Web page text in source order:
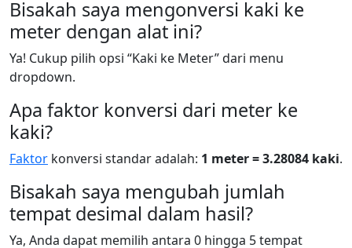
Bisakah saya mengonversi kaki ke
meter dengan alat ini?
Ya! Cukup pilih opsi “Kaki ke Meter” dari menu
dropdown.
Apa faktor konversi dari meter ke
kaki?
Faktor konversi standar adalah: 1 meter = 3.28084 kaki.
Bisakah saya mengubah jumlah
tempat desimal dalam hasil?
Ya, Anda dapat memilih antara 0 hingga 5 tempat